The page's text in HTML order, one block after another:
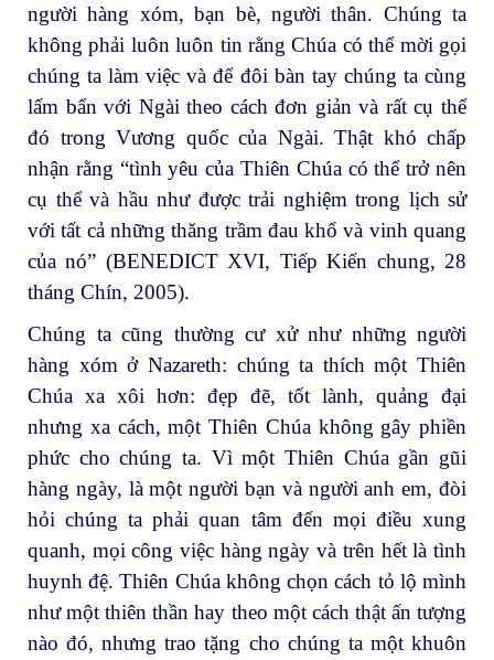
người hàng xóm, bạn bè, người thân. Chúng ta
không phải luôn luôn tin rằng Chúa có thể mời gọi
chúng ta làm việc và để đôi bàn tay chúng ta cùng
lấm bẩn với Ngài theo cách đơn giản và rất cụ thể
đó trong Vương quốc của Ngài. Thật khó chấp
nhận rằng “tình yêu của Thiên Chúa có thể trở nên
cụ thể và hầu như được trải nghiệm trong lịch sử
với tất cả những thăng trầm đau khổ và vinh quang
của nó” (BENEDICT XVI, Tiếp Kiến chung, 28
tháng Chín, 2005).
Chúng ta cũng thường cư xử như những người
hàng xóm ở Nazareth: chúng ta thích một Thiên
Chúa xa xôi hơn: đẹp đẽ, tốt lành, quảng đại
nhưng xa cách, một Thiên Chúa không gây phiền
phức cho chúng ta. Vì một Thiên Chúa gần gũi
hàng ngày, là một người bạn và người anh em, đòi
hỏi chúng ta phải quan tâm đến mọi điều xung
quanh, mọi công việc hàng ngày và trên hết là tình
huynh đệ. Thiên Chúa không chọn cách tỏ lộ mình
như một thiên thần hay theo một cách thật ấn tượng
nào đó, nhưng trao tặng cho chúng ta một khuôn